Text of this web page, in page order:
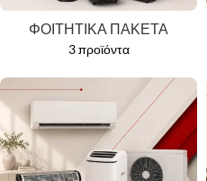
ΦΟΙΤΗΤΙΚΑ ΠΑΚΕΤΑ
3 προϊόντα